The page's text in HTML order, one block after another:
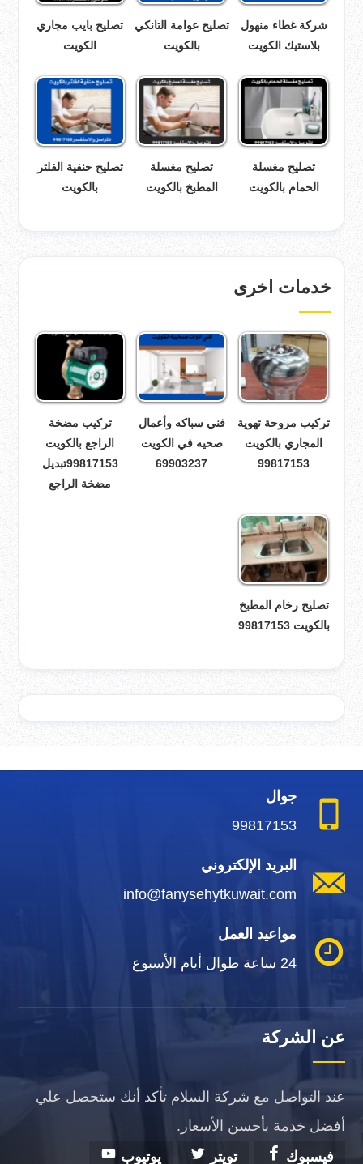
شركة غطاء منهول
بلاستيك الكويت
تصليح عوامة التانكي
بالكويت
تصليح بايب مجاري
الكويت
تصليح مغسلة
الحمام بالكويت
تصليح مغسلة
المطبخ بالكويت
تصليح حنفية الفلتر
بالكويت
خدمات اخرى
تركيب مروحة تهوية
المجاري بالكويت
99817153
فني سباكه وأعمال
صحيه في الكويت
69903237
تركيب مضخة
الراجع بالكويت
99817153تبديل
مضخة الراجع
تصليح رخام المطبخ
بالكويت 99817153
جوال
99817153
البريد الإلكتروني
info@fanysehytkuwait.com
مواعيد العمل
24 ساعة طوال أيام الأسبوع
عن الشركة
عند التواصل مع شركة السلام تأكد أنك ستحصل علي
أفضل خدمة بأحسن الأسعار.
فيسبوك
تويتر يوتيوب